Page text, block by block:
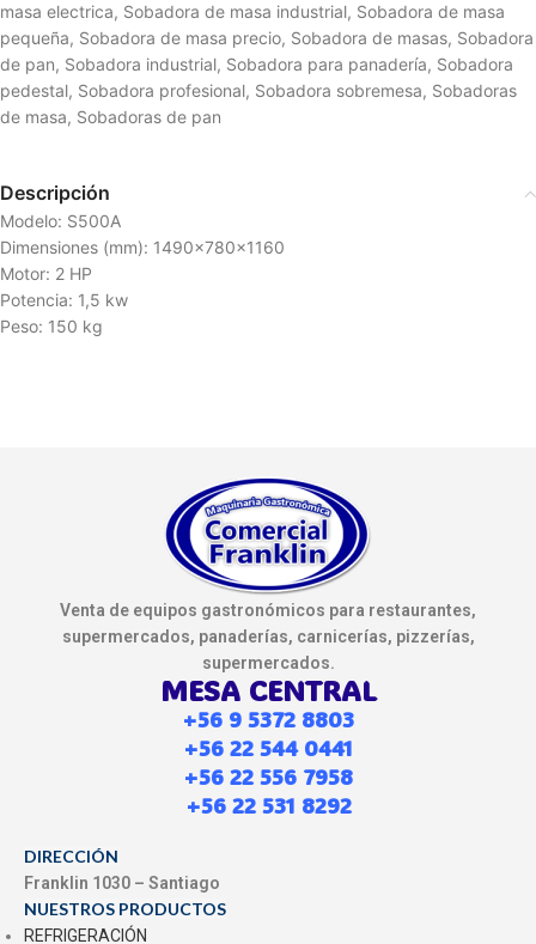
masa electrica, Sobadora de masa industrial, Sobadora de masa
pequeña, Sobadora de masa precio, Sobadora de masas, Sobadora
de pan, Sobadora industrial, Sobadora para panadería, Sobadora
pedestal, Sobadora profesional, Sobadora sobremesa, Sobadoras
de masa, Sobadoras de pan
Descripción
Modelo: S500A
Dimensiones (mm): 1490x780x1160
Motor: 2 HP
Potencia: 1,5 kw
Peso: 150 kg
Venta de equipos gastronómicos para restaurantes,
supermercados, panaderías, carnicerías, pizzerías,
supermercados.
MESA CENTRAL
+56 9 5372 8803
+56 22 544 0441
+56 22 556 7958
+56 22 531 8292
DIRECCIÓN
Franklin 1030 – Santiago
NUESTROS PRODUCTOS
REFRIGERACIÓN